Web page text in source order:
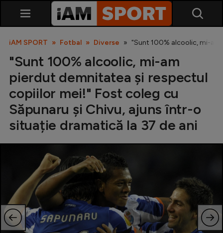
SuperLiga
Cupa României
Echipa Națională
U21
Fotbal feminin
iAM SPORT Fotbal Diverse "Sunt 100% alcoolic, mi-
"Sunt 100% alcoolic, mi-am
pierdut demnitatea și respectul
copiilor mei!" Fost coleg cu
Săpunaru și Chivu, ajuns într-o
situație dramatică la 37 de ani